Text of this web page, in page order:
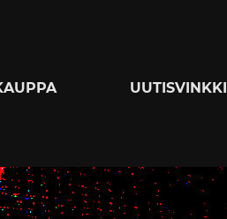
UUTISVINKKI